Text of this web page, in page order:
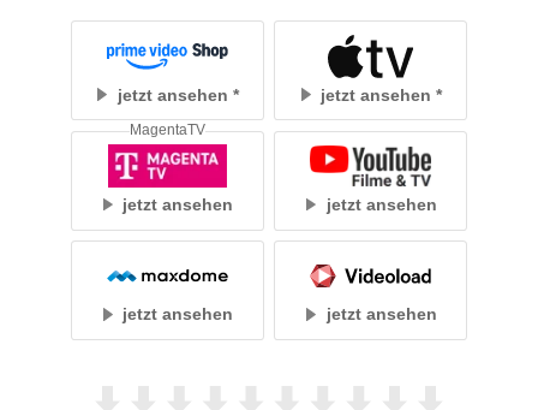
jetzt ansehen jetzt ansehen
jetzt ansehen
MagentaTV
jetzt ansehen
jetzt ansehen jetzt ansehen